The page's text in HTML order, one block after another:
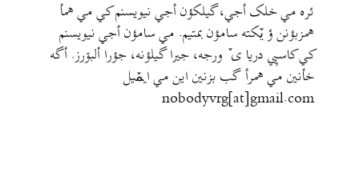
ئره مي خلک أجي، گيلکؤن أجي نيويسنم کي مي همأ
همزبؤنن ؤ يٚکته سامؤن بمتيم. مي سامؤن أجي نيويسنم
کي کاسپي دريا ی ٚ ورجه، جيرا گيلؤنه، جؤرا ألبۊرز. أگه
خأنين مي همرأ گب بزنين اين مي ايمٚیل‌ ‌
nobodyvrg[at]gmail.com